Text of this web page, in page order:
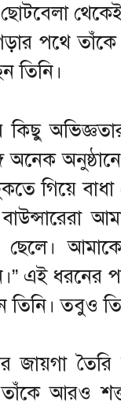
পথে
তিনি।
কিছু
অনেক
গিয়ে
এই ধরনের
তিনি। তবুও
জায়গা তৈরি
তাঁকে আরও